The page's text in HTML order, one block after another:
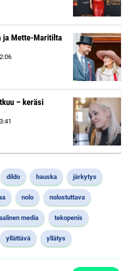
ja Mette-Maritilta
– keräsi
dildo hauska järkytys
nolo nolostuttava
media tekopenis
yllättävä yllätys